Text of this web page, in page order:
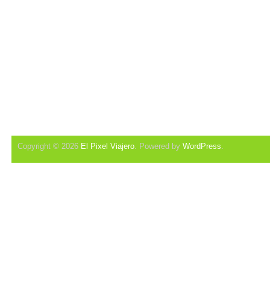
Copyright © 2026 El Pixel Viajero. Powered by WordPress.